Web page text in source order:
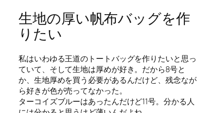
生地の厚い帆布バッグを作
りたい
私はいわゆる王道のトートバッグを作りたいと思っ
ていて、そして生地は厚めが好き。だから8号と
か、生地厚めを買う必要があるんだけど、残念なが
ら好きが色が売ってなかった。
ターコイズブルーはあったんだけど11号。分かる人